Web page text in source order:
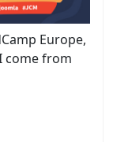
Europe,
come from